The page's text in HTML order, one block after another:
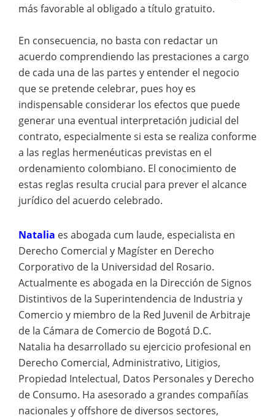
más favorable al obligado a título gratuito.
En consecuencia, no basta con redactar un
acuerdo comprendiendo las prestaciones a cargo
de cada una de las partes y entender el negocio
que se pretende celebrar, pues hoy es
indispensable considerar los efectos que puede
generar una eventual interpretación judicial del
contrato, especialmente si esta se realiza conforme
a las reglas hermenéuticas previstas en el
ordenamiento colombiano. El conocimiento de
estas reglas resulta crucial para prever el alcance
jurídico del acuerdo celebrado.
Natalia es abogada cum laude, especialista en
Derecho Comercial y Magíster en Derecho
Corporativo de la Universidad del Rosario.
Actualmente es abogada en la Dirección de Signos
Distintivos de la Superintendencia de Industria y
Comercio y miembro de la Red Juvenil de Arbitraje
de la Cámara de Comercio de Bogotá D.C.
Natalia ha desarrollado su ejercicio profesional en
Derecho Comercial, Administrativo, Litigios,
Propiedad Intelectual, Datos Personales y Derecho
de Consumo. Ha asesorado a grandes compañías
nacionales y offshore de diversos sectores,